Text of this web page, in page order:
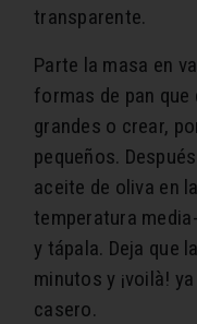
transparente.
Parte la masa en
formas de pan que
grandes o crear,
pequeños.
aceite de oliva en
temperatura
y tápala. Deja que
minutos y ¡voilà!
casero.